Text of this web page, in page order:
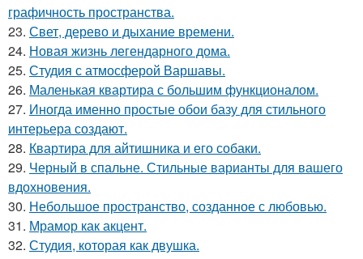
графичность пространства.
23. Свет, дерево и дыхание времени.
24. Новая жизнь легендарного дома.
25. Студия с атмосферой Варшавы.
26. Маленькая квартира с большим функционалом.
27. Иногда именно простые обои базу для стильного
интерьера создают.
28. Квартира для айтишника и его собаки.
29. Черный в спальне. Стильные варианты для вашего
вдохновения.
30. Небольшое пространство, созданное с любовью.
31. Мрамор как акцент.
32. Студия, которая как двушка.